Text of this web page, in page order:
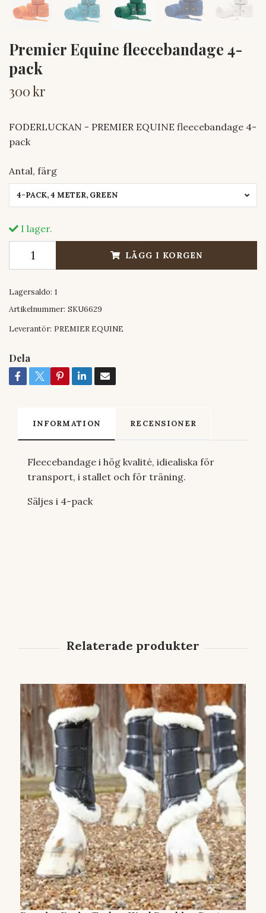
Premier Equine fleecebandage 4-
pack
300 kr
FODERLUCKAN - PREMIER EQUINE fleecebandage 4-
pack
Antal, färg
4-PACK, 4 METER, GREEN
I lager.
LÄGG I KORGEN
Lagersaldo: 1
Artikelnummer: SKU6629
Leverantör: PREMIER EQUINE
Dela
INFORMATION RECENSIONER
Fleecebandage i hög kvalité, idiealiska för
transport, i stallet och för träning.
Säljes i 4-pack